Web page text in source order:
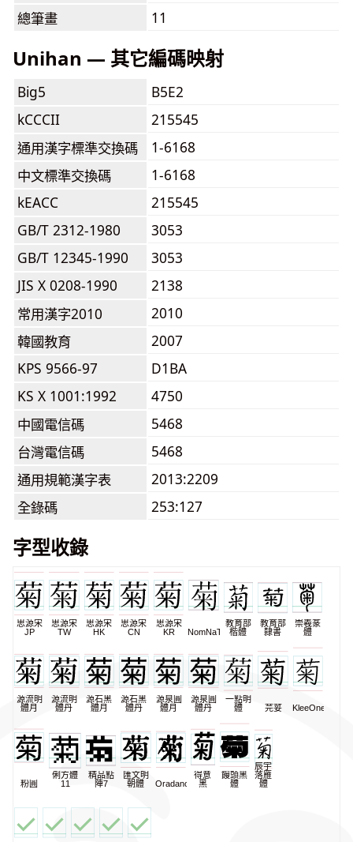
總筆畫
11
Unihan — 其它編碼映射
Big5
B5E2
kCCCII
215545
通用漢字標準交換碼
1-6168
中文標準交換碼
1-6168
kEACC
215545
GB/T 2312-1980
3053
GB/T 12345-1990
3053
JIS X 0208-1990
2138
常用漢字2010
2010
韓國教育
2007
KPS 9566-97
D1BA
KS X 1001:1992
4750
中國電信碼
5468
台灣電信碼
5468
通用規範漢字表
2013:2209
全錄碼
253:127
字型收錄
思源宋
JP
思源宋
TW
思源宋
HK
思源宋
CN
思源宋
KR
NomNaTong
教育部
楷體
教育部
隸書
崇羲篆
體
源流明
體月
源流明
體丹
源石黑
體月
源石黑
體丹
源泉圓
體月
源泉圓
體丹
一點明
體
芫荽 KleeOne
粉圓
俐方體
11
精品點
陣7
匯文明
朝體
Oradano
得意
黑
饅頭黑
體
辰宇
落雁
體